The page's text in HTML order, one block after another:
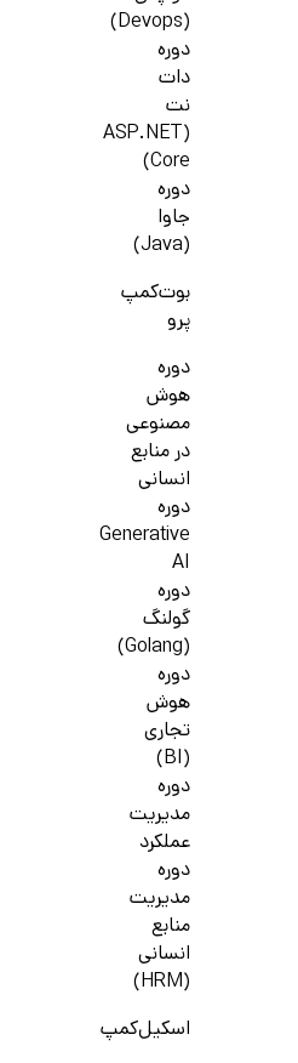
(Devops)
دوره
دات
نت
(ASP.NET
Core)
دوره
جاوا
(Java)
بوت‌کمپ
پرو
دوره
هوش
مصنوعی
در منابع
انسانی
دوره
Generative
AI
دوره
گولنگ
(Golang)
دوره
هوش
تجاری
(BI)
دوره
مدیریت
عملکرد
دوره
مدیریت
منابع
انسانی
(HRM)
اسکیل‌کمپ